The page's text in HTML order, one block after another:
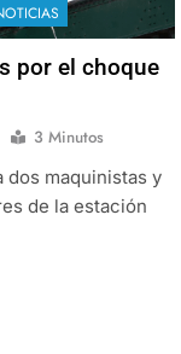
por el choque
3 Minutos
maquinistas y
de la estación